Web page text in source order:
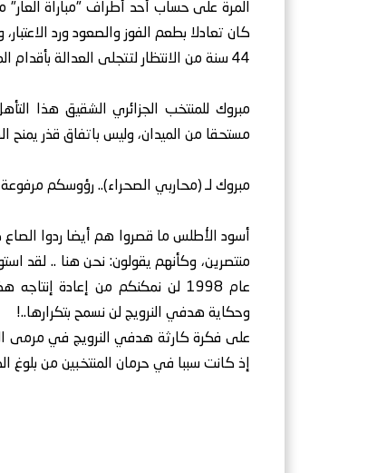
كان تعادلا بطعم الفوز والصعود ورد
44 سنة من الانتظار لتتجلى العدالة بأقدام المحاربين.. صحيح أن المؤامرات قد تؤخر المجد، لكنها أبدا لا تلغيه.
مبروك للمنتخب الجزائري الشقيق هذا
مستحقا من الميدان، وليس باتفاق قذر
مبروك لـ (محاربي الصحراء).. رؤوسكم مرفوعة
أسود الأطلس ما قصروا هم أيضا ردوا الصاع
منتصرين، وكأنهم يقولون: نحن هنا .. لقد
عام 1998 لن نمكنكم من إعادة
وحكاية هدفي النرويج لن نسمح بتكرارها..!
إذ كانت سببا في حرمان المنتخبين من بلوغ